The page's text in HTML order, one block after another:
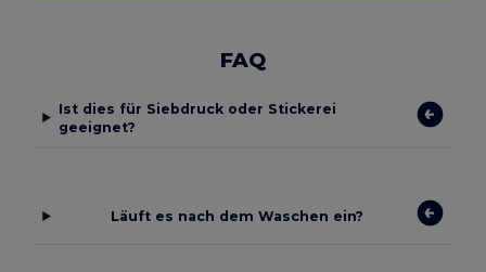
FAQ
Ist dies für Siebdruck oder Stickerei
geeignet?
Läuft es nach dem Waschen ein?